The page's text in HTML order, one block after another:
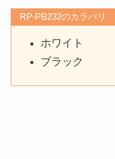
RP-PB232のカラバリ
ホワイト
ブラック